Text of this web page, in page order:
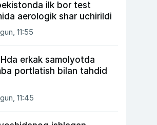
ilk bor test
aerologik shar uchirildi
11:55
erkak samolyotda
portlatish bilan tahdid
11:45